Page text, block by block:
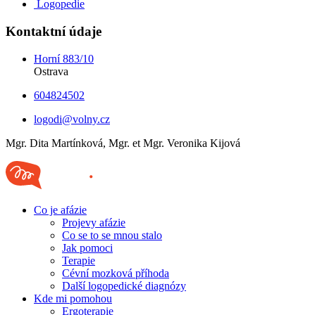
Logopedie
Kontaktní údaje
Horní 883/10
Ostrava
604824502
logodi@volny.cz
Mgr. Dita Martínková, Mgr. et Mgr. Veronika Kijová
Co je afázie
Projevy afázie
Co se to se mnou stalo
Jak pomoci
Terapie
Cévní mozková příhoda
Další logopedické diagnózy
Kde mi pomohou
Ergoterapie